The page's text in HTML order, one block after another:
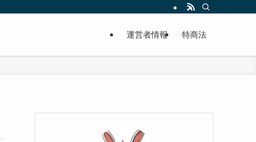
運営者情報 特商法